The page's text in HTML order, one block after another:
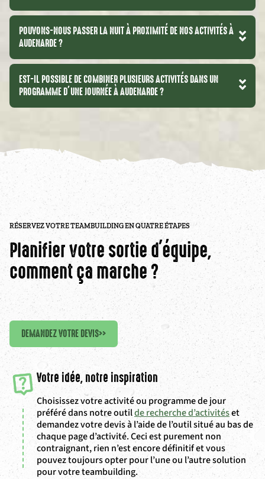
POUVONS-NOUS PASSER LA NUIT À PROXIMITÉ DE NOS ACTIVITÉS À
AUDENARDE ?
EST-IL POSSIBLE DE COMBINER PLUSIEURS ACTIVITÉS DANS UN
PROGRAMME D’UNE JOURNÉE À AUDENARDE ?
RÉSERVEZ VOTRE TEAMBUILDING EN QUATRE ÉTAPES
Planifier votre sortie d'équipe,
comment ça marche ?
DEMANDEZ VOTRE DEVIS>>
Votre idée, notre inspiration
Choisissez votre activité ou programme de jour
préféré dans notre outilde recherche d’activitéset
demandez votre devis à l’aide de l’outil situé au bas de
chaque page d’activité. Ceci est purement non
contraignant, rien n’est encore définitif et vous
pouvez toujours opter pour l’une ou l’autre solution
pour votre teambuilding.